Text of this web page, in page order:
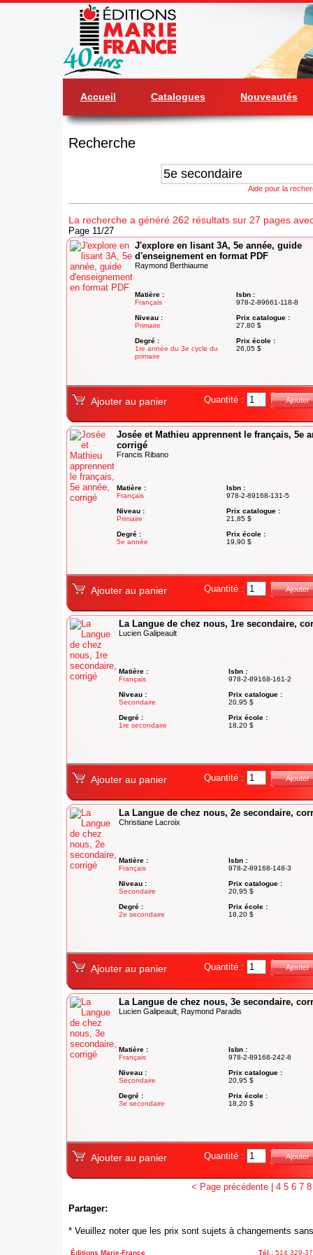
Accueil Catalogues Nouveautés
Recherche
Aide pour la
La recherche a généré 262 résultats sur 27 pages
Page 11/27
J'explore en lisant 3A, 5e année, guide
d'enseignement en format PDF
Raymond Berthiaume
Matière :
Français
Niveau :
Primaire
Degré :
1re année du 3e cycle du
primaire
Isbn :
978-2-89661-118-8
Prix catalogue :
27,80 $
Prix école :
26,05 $
Ajouter au panier Quantité : Ajouter
Josée et Mathieu apprennent le français, 5e
corrigé
Francis Ribano
Matière :
Français
Niveau :
Primaire
Degré :
5e année
Isbn :
978-2-89168-131-5
Prix catalogue :
21,85 $
Prix école :
19,90 $
Ajouter au panier Quantité : Ajouter
La Langue de chez nous, 1re secondaire,
Lucien Galipeault
Matière :
Français
Niveau :
Secondaire
Degré :
1re secondaire
Isbn :
978-2-89168-161-2
Prix catalogue :
20,95 $
Prix école :
18,20 $
Ajouter au panier Quantité : Ajouter
La Langue de chez nous, 2e secondaire,
Christiane Lacroix
Matière :
Français
Niveau :
Secondaire
Degré :
2e secondaire
Isbn :
978-2-89168-148-3
Prix catalogue :
20,95 $
Prix école :
18,20 $
Ajouter au panier Quantité : Ajouter
La Langue de chez nous, 3e secondaire,
Lucien Galipeault, Raymond Paradis
Matière :
Français
Niveau :
Secondaire
Degré :
3e secondaire
Isbn :
978-2-89168-242-8
Prix catalogue :
20,95 $
Prix école :
18,20 $
Ajouter au panier Quantité : Ajouter
< Page précédente 4 5 6 7 8
Partager:
* Veuillez noter que les prix sont sujets à changements
Éditions Marie-France Tél.: 514 329-